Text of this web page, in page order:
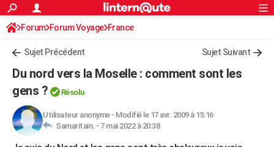
ACTUALITÉS
Politique
Société
Faits Divers
Education
Monde
Villes
+
Programme TV
Streaming
Sorties cinéma
FINANCE
Retraite
Impôts
Epargne
Immobilier
Risques naturels par ville
Banque
Assurance
Crédit
AUTO
Essais
Réserver un essai
Citadines
Berlines
SUV
Forum auto
HIGH-TECH
S'inscrire
Connexion
Forum Forum Voyage France
Sujet Précédent Sujet Suivant
Du nord vers la Moselle : comment sont les
gens ?
Résolu
Utilisateur anonyme- Modifié le 17 avr. 2009 à 15:16
Samaritain. - 7 mai 2022 à 20:38